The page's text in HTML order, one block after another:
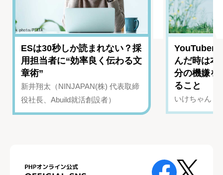
ESは30秒しか読まれない？採
用担当者に“効率良く伝わる文
章術”
新井翔太（NINJAPAN(株) 代表取締
役社長、Abuild就活創設者）
YouTuber
んだ時は
分の機嫌を
ること
いけちゃん（